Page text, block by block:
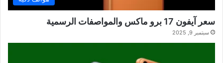
سعر آيفون 17 برو ماكس والمواصفات الرسمية
سبتمبر 9, 2025